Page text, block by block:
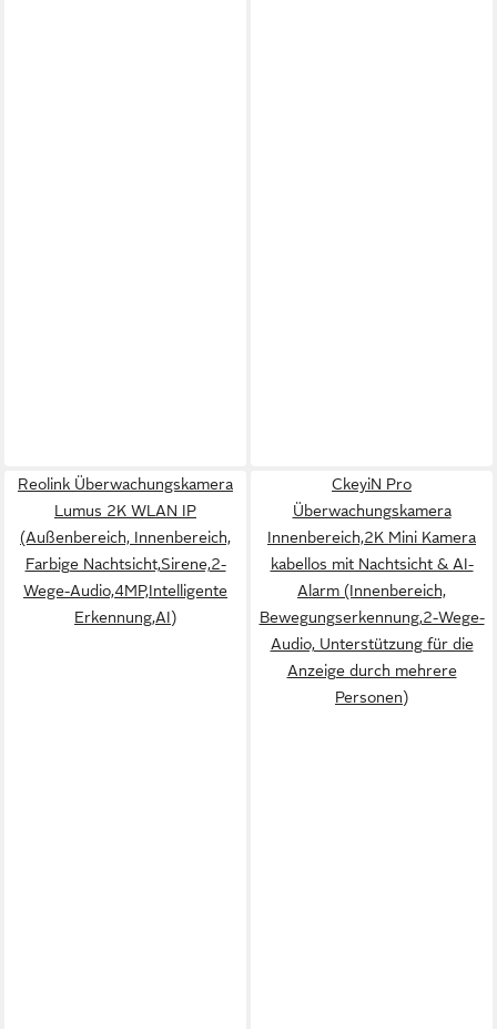
Reolink Überwachungskamera
Lumus 2K WLAN IP
(Außenbereich, Innenbereich,
Farbige Nachtsicht,Sirene,2-
Wege-Audio,4MP,Intelligente
Erkennung,AI)
CkeyiN Pro
Überwachungskamera
Innenbereich,2K Mini Kamera
kabellos mit Nachtsicht & AI-
Alarm (Innenbereich,
Bewegungserkennung,2-Wege-
Audio, Unterstützung für die
Anzeige durch mehrere
Personen)